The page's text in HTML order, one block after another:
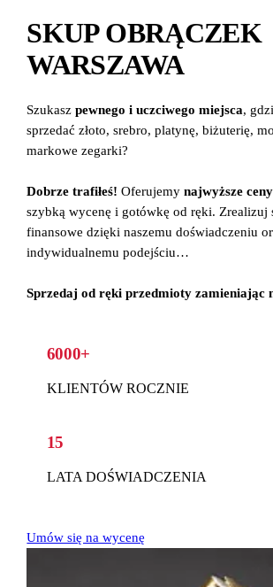
SKUP OBRĄCZEK
WARSZAWA
Szukaszpewnego i uczciwego miejsca,
sprzedać złoto, srebro, platynę, biżuterię,
markowe zegarki?
Dobrze trafiłeś! Oferujemynajwyższe
szybką wycenę i gotówkę od ręki. Zrealizuj
finansowe dzięki naszemu doświadczeniu
indywidualnemu podejściu…
Sprzedaj od ręki przedmioty zamieniając
6000+
KLIENTÓW ROCZNIE
15
LATA DOŚWIADCZENIA
Umów się na wycenę